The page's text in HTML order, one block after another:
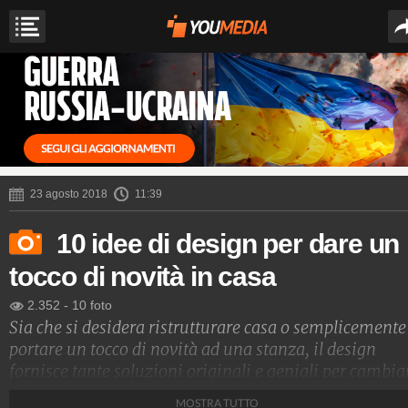
23 agosto 2018 11:39
10 idee di design per dare un
tocco di novità in casa
2.352 - 10 foto
Sia che si desidera ristrutturare casa o semplicemente
portare un tocco di novità ad una stanza, il design
fornisce tante soluzioni originali e geniali per
MOSTRA TUTTO